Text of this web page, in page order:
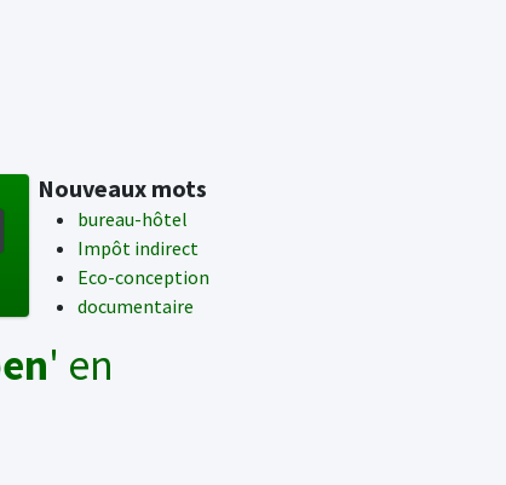
Nouveaux mots
bureau-hôtel
Impôt indirect
Eco-conception
documentaire
' en